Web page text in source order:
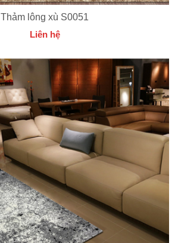
Thảm lông xù S0051
Liên hệ